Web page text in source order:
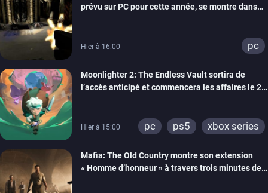
prévu sur PC pour cette année, se montre dans
Hier à 16:00 pc
Moonlighter 2: The Endless Vault sortira de
l’accès anticipé et commencera les affaires le 2
Hier à 15:00 pc ps5 xbox series
Mafia: The Old Country montre son extension
« Homme d’honneur » à travers trois minutes de